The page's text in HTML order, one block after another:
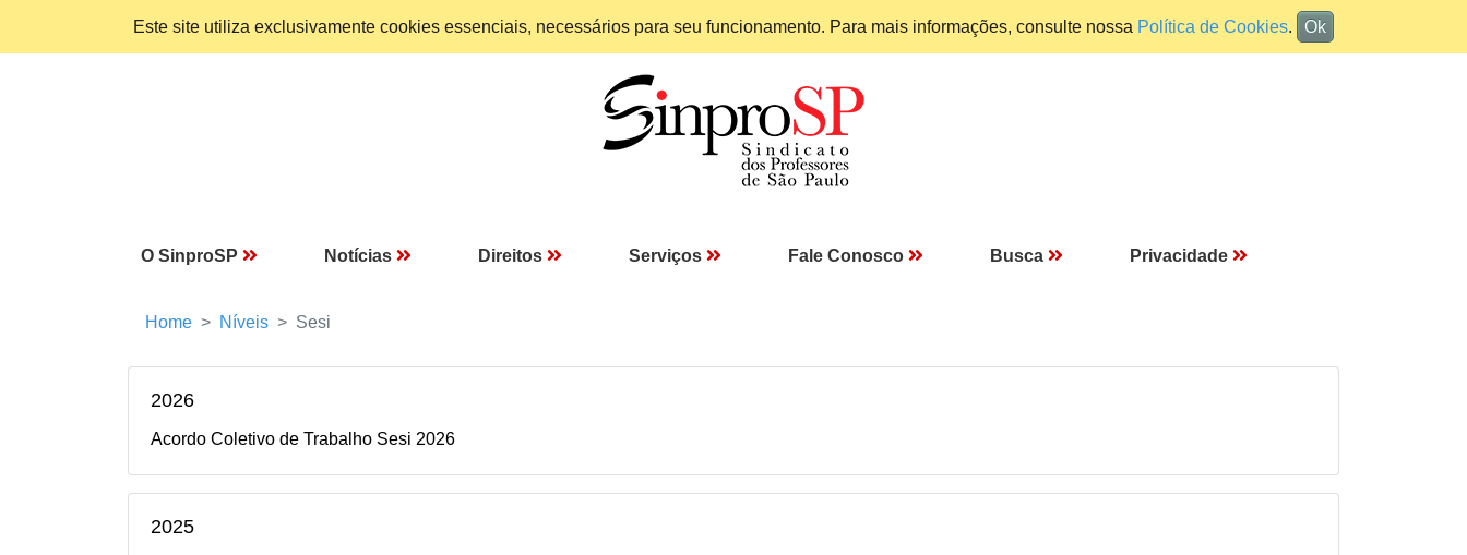
Este site utiliza exclusivamente cookies essenciais, necessários para seu funcionamento. Para mais informações, consulte nossa Política de Cookies. Ok
O SinproSP Notícias Direitos Serviços Fale Conosco Busca Privacidade
Home Níveis Sesi
2026
Acordo Coletivo de Trabalho Sesi 2026
2025